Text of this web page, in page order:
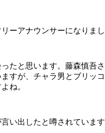
ーアナウンサーになりまし
たと思います。藤森慎吾
すが、チャラ男とブリッ
ね。
い出したと噂されています